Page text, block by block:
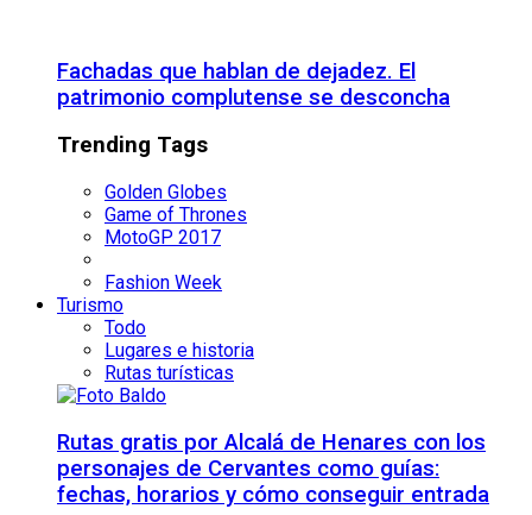
Fachadas que hablan de dejadez. El
patrimonio complutense se desconcha
Trending Tags
Golden Globes
Game of Thrones
MotoGP 2017
Fashion Week
Turismo
Todo
Lugares e historia
Rutas turísticas
Rutas gratis por Alcalá de Henares con los
personajes de Cervantes como guías:
fechas, horarios y cómo conseguir entrada